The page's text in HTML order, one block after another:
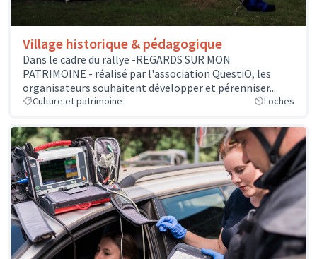
Village historique & pédagogique
Dans le cadre du rallye -REGARDS SUR MON
PATRIMOINE - réalisé par l'association QuestiO, les
organisateurs souhaitent développer et pérenniser...
Culture et patrimoine Loches